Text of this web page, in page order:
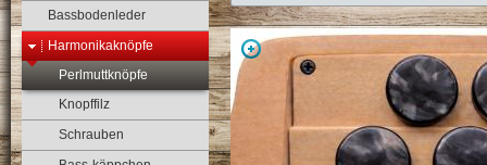
Bassbodenleder
Harmonikaknöpfe
Perlmuttknöpfe
Knopffilz
Schrauben